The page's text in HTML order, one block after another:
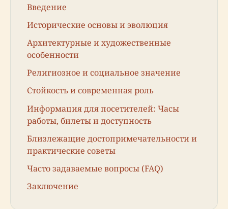
Введение
Исторические основы и эволюция
Архитектурные и художественные
особенности
Религиозное и социальное значение
Стойкость и современная роль
Информация для посетителей: Часы
работы, билеты и доступность
Близлежащие достопримечательности и
практические советы
Часто задаваемые вопросы (FAQ)
Заключение